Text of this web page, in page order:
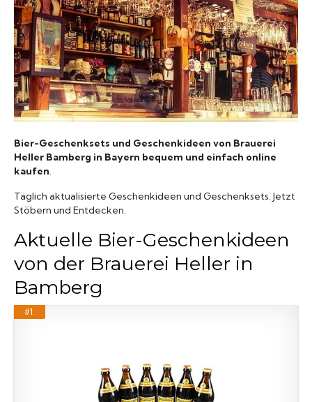
Partyfässer
Bier-Geschenksets und Geschenkideen von Brauerei
Heller Bamberg in Bayern bequem und einfach online
kaufen.
Täglich aktualisierte Geschenkideen und Geschenksets. Jetzt
Stöbern und Entdecken.
Aktuelle Bier-Geschenkideen
von der Brauerei Heller in
Bamberg
#1: